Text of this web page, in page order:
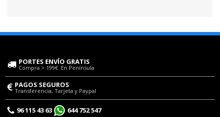
PORTES ENVÍO GRATIS
Compra > 199€. En Península
PAGOS SEGUROS
Transferencia, Tarjeta y Paypal
96 115 43 63 644 752 547